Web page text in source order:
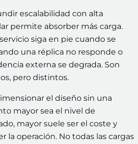
escalabilidad con alta
permite absorber más carga.
siga en pie cuando se
una réplica no responde o
externa se degrada. Son
pero distintos.
el diseño sin una
mayor sea el nivel de
mayor suele ser el coste y
la operación. No todas las cargas